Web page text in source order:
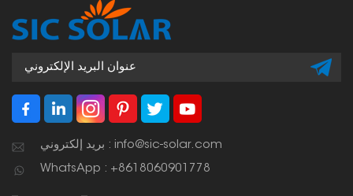
بريد إلكتروني : info@sic-solar.com
WhatsApp : +8618060901778